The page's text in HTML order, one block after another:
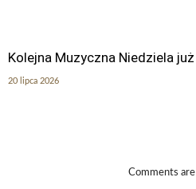
Kolejna Muzyczna Niedziela
20 lipca 2026
Comments